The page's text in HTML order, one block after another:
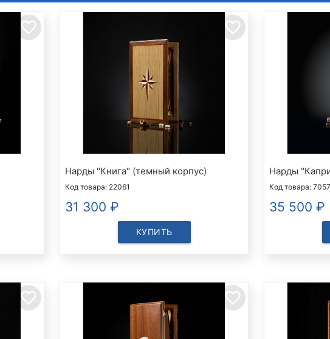
favorite_border favorite_border
Нарды "Книга" (темный корпус)
Код товара: 22061
31 300 ₽
КУПИТЬ
Нарды
Код товара:
35 500 ₽
favorite_border favorite_border